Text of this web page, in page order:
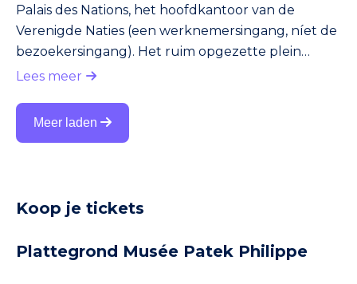
Palais des Nations, het hoofdkantoor van de
Verenigde Naties (een werknemersingang, níet de
bezoekersingang). Het ruim opgezette plein
wordt omgeven door gebouwen van
diverse fonteinen, die overigens niet zo
spectaculair zijn. Wel indrukwekkend: een enorme
Lees meer
Meer laden
Koop je tickets
Plattegrond Musée Patek Philippe